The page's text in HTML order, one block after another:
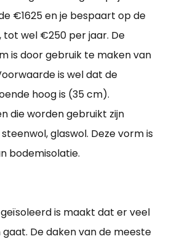
€1625 en je bespaart op de
tot wel €250 per jaar. De
is door gebruik te maken van
is wel dat de
hoog is (35 cm).
die worden gebruikt zijn
glaswol. Deze vorm is
bodemisolatie.
is maakt dat er veel
De daken van de meeste